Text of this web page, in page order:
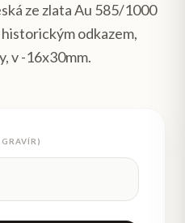
ze zlata Au 585/1000
odkazem,
v -16x30mm.